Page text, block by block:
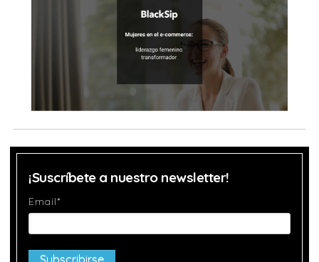
¡Suscríbete a nuestro newsletter!
Email*